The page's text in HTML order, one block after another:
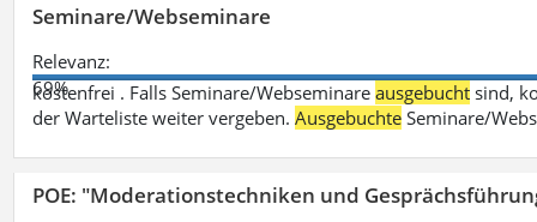
Seminare/Webseminare
Relevanz:
69%
kostenfrei . Falls Seminare/Webseminareausgebucht sind,
der Warteliste weiter vergeben.Ausgebuchte Seminare/
POE: "Moderationstechniken und